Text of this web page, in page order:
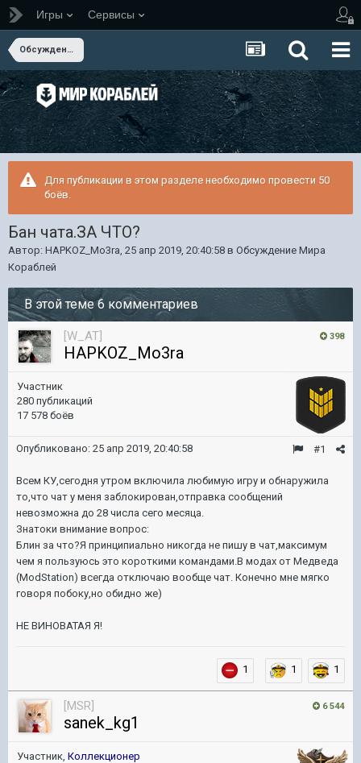
Игры Сервисы
Обсуждение Мира Кораблей
Для публикации в этом разделе необходимо провести 50
боёв.
Бан чата.ЗА ЧТО?
Автор: HAPKOZ_Mo3ra, 25 апр 2019, 20:40:58 в Обсуждение Мира
Кораблей
В этой теме 6 комментариев
398
[W_AT]
HAPKOZ_Mo3ra
Участник
280 публикаций
17 578 боёв
#1
Опубликовано: 25 апр 2019, 20:40:58
Всем КУ,сегодня утром включила любимую игру и обнаружила
то,что чат у меня заблокирован,отправка сообщений
невозможна до 28 числа сего месяца.
Знатоки внимание вопрос:
Блин за что?Я принципиально никогда не пишу в чат,максимум
чем я пользуюсь это короткими командами.В модах от Медведа
(ModStation) всегда отключаю вообще чат. Конечно мне мягко
говоря побоку,но обидно же)
НЕ ВИНОВАТАЯ Я!
1 1 1
6 544
[MSR]
sanek_kg1
Участник, Коллекционер